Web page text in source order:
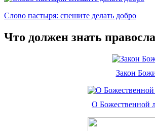
Слово пастыря: спешите делать добро
Что должен знать
Закон
О Божественной